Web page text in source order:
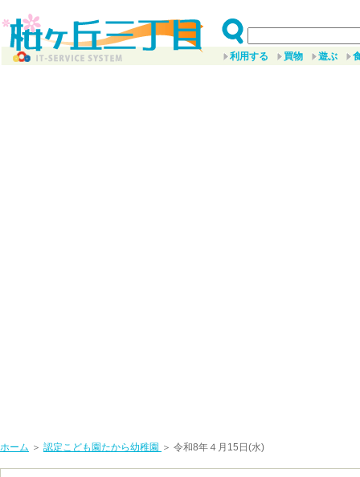
利用する 買物 遊ぶ
ホーム ＞ 認定こども園たから幼稚園 ＞ 令和8年４月15日(水)